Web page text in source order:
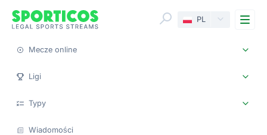
PL
Mecze online
Ligi
Typy
Wiadomości